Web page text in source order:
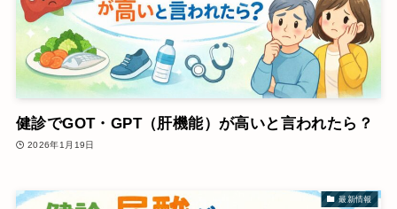
健診でGOT・GPT（肝機能）が高いと言われたら？
2026年1月19日
最新情報